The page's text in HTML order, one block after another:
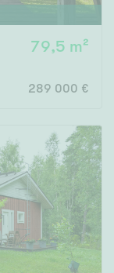
79,5 m²
289 000 €